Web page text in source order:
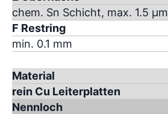
chem. Sn Schicht, max. 1.5 µm
F Restring
min. 0.1 mm
Material
rein Cu Leiterplatten
Nennloch